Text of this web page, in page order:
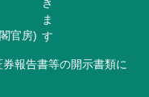
官房)
報告書等の開示書類に